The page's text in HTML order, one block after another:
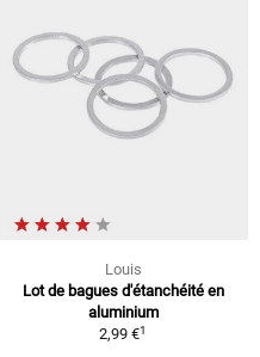
Louis
Lot de bagues d'étanchéité en
aluminium
2,99 €1